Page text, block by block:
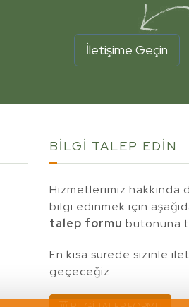
İletişime Geçin
BİLGİ TALEP EDİN
Hizmetlerimiz hakkında
bilgi edinmek için
talep formu butonuna
En kısa sürede sizinle
geçeceğiz.